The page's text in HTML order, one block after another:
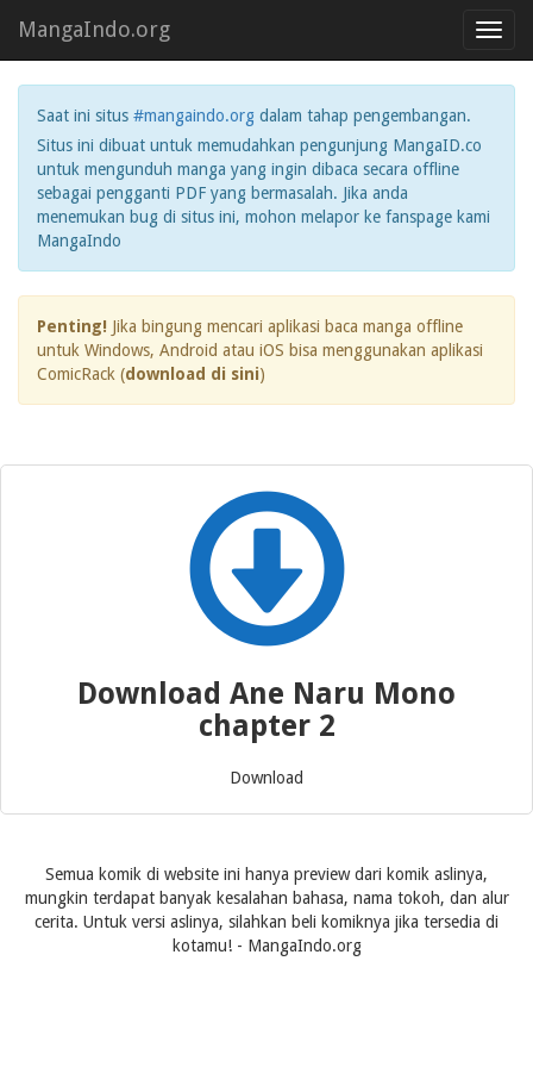
MangaIndo.org
Saat ini situs #mangaindo.org dalam tahap pengembangan.
Situs ini dibuat untuk memudahkan pengunjung MangaID.co
untuk mengunduh manga yang ingin dibaca secara offline
sebagai pengganti PDF yang bermasalah. Jika anda
menemukan bug di situs ini, mohon melapor ke fanspage kami
MangaIndo
Penting! Jika bingung mencari aplikasi baca manga offline
untuk Windows, Android atau iOS bisa menggunakan aplikasi
ComicRack (download di sini)
Download Ane Naru Mono
chapter 2
Download
Semua komik di website ini hanya preview dari komik aslinya,
mungkin terdapat banyak kesalahan bahasa, nama tokoh, dan alur
cerita. Untuk versi aslinya, silahkan beli komiknya jika tersedia di
kotamu! - MangaIndo.org